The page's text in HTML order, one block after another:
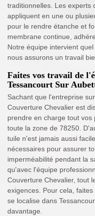
traditionnelles. Les experts
appliquent en une ou
pour le rendre étanche et
membrane continue,
Notre équipe intervient
nous assurons un travail
Faites vos travail de
Tessancourt Sur
Sachant que l'entreprise
Couverture Chevalier est
prendre en charge tout
toute la zone de 78250.
tuile n'est jamais aussi
nécessaires pour assurer
imperméabilité pendant la
qu'avec l'équipe
Couverture Chevalier, tout
exigences. Pour cela,
se localise dans
davantage.